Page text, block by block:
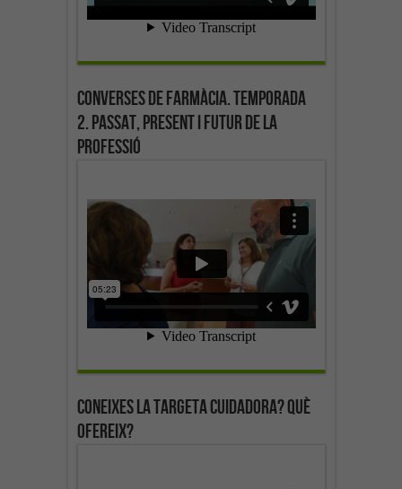
Converses de farmàcia. Temporada
2. Passat, present i futur de la
professió
Coneixes la targeta cuidadora? Què
ofereix?